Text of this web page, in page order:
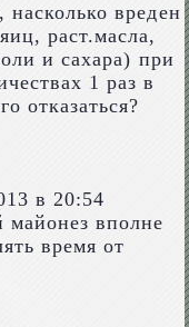
вреден
раст.масла,
и сахара) при
1 раз в
отказаться?
в 20:54
вполне
время от